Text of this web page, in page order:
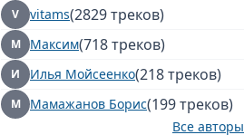
V vitams(2829 треков)
М Максим(718 треков)
И Илья Мойсеенко(218 треков)
М Мамажанов Борис(199 треков)
Все авторы